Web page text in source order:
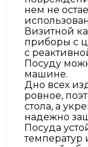
нем не
Визитной
приборы с
с
Посуду
машине.
Дно всех
ровное,
стола, а
надежно
Посуда
температур